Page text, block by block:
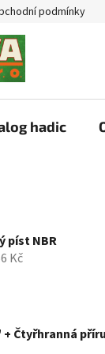
podmínky
hadic
píst NBR
Kč
+ Čtyřhranná